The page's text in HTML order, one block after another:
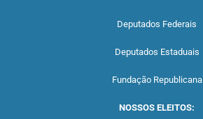
Deputados Federais
Deputados Estaduais
Fundação Republicana
NOSSOS ELEITOS: